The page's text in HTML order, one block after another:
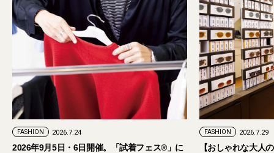
試着フェス®︎」に
【おしゃれな大人のアイウェア】パリ発「イジ